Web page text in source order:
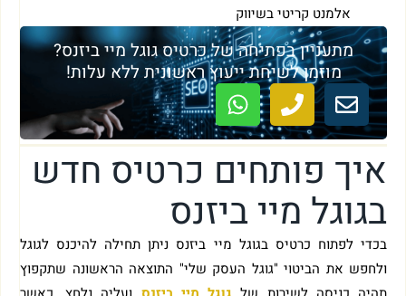
אלמנט קריטי בשיווק
מתעניין בפתיחה של כרטיס גוגל מיי ביזנס?
מוזמן לשיחת ייעוץ ראשונית ללא עלות!
איך פותחים כרטיס חדש
בגוגל מיי ביזנס
בכדי לפתוח כרטיס בגוגל מיי ביזנס ניתן תחילה להיכנס לגוגל
ולחפש את הביטוי "גוגל העסק שלי" התוצאה הראשונה שתקפוץ